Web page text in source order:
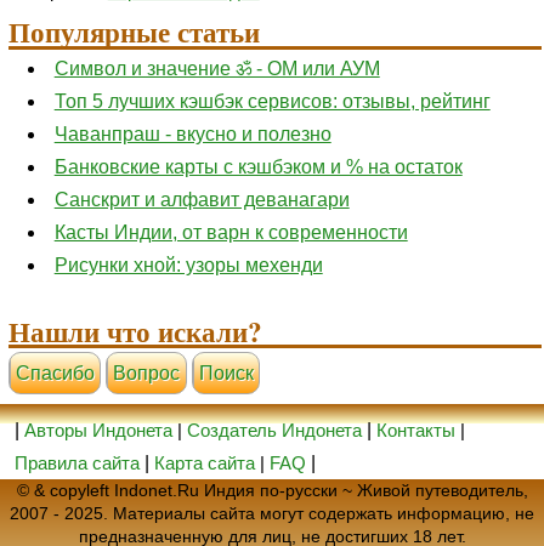
Популярные статьи
Символ и значение ॐ - ОМ или АУМ
Топ 5 лучших кэшбэк сервисов: отзывы, рейтинг
Чаванпраш - вкусно и полезно
Банковские карты с кэшбэком и % на остаток
Санскрит и алфавит деванагари
Касты Индии, от варн к современности
Рисунки хной: узоры мехенди
Нашли что искали?
Cпасибо Вопрос Поиск
|Авторы Индонета|Создатель Индонета|Контакты|
Правила сайта
Карта сайта | FAQ
© & copyleft Indonet.Ru Индия по-русски ~ Живой путеводитель,
2007 - 2025. Материалы сайта могут содержать информацию, не
предназначенную для лиц, не достигших 18 лет.